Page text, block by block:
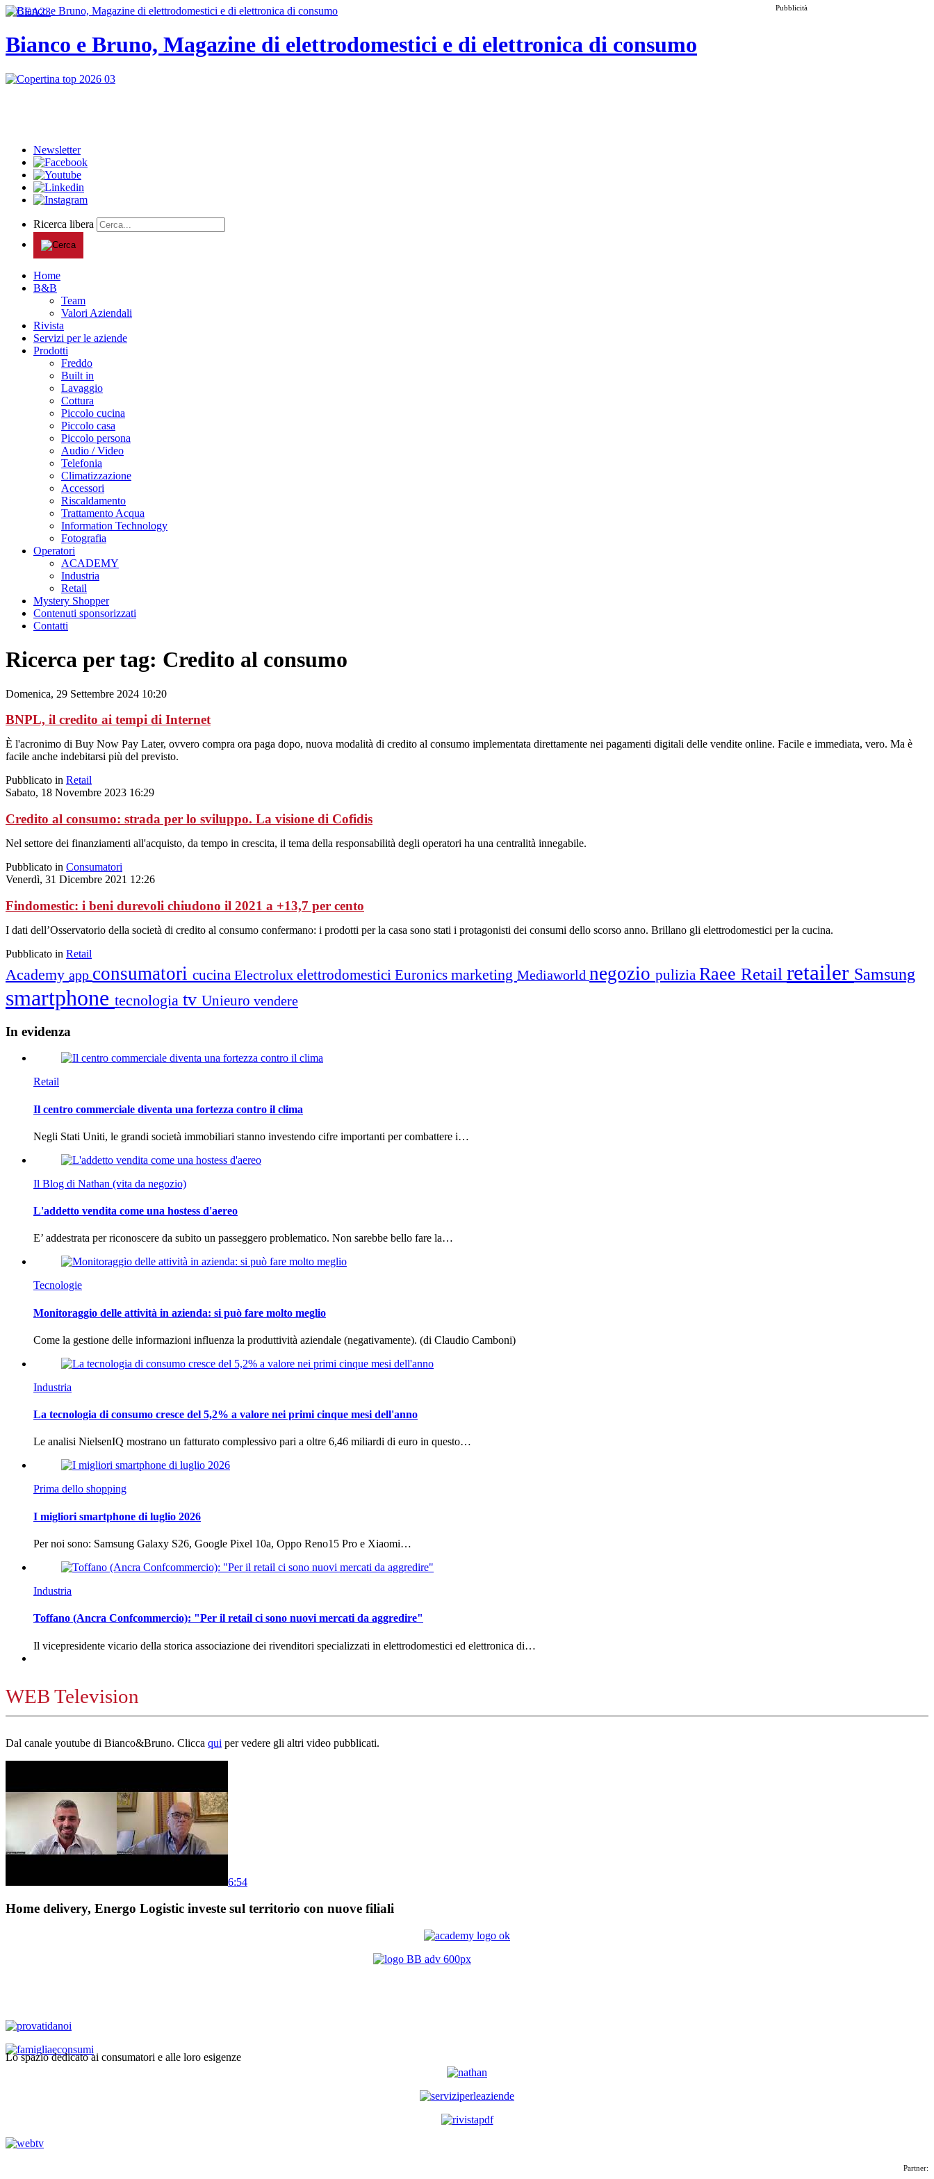
Pubblicità
Bianco e Bruno, Magazine di elettrodomestici e di elettronica di consumo
Newsletter
Ricerca libera
Home
B&B
Team
Valori Aziendali
Rivista
Servizi per le aziende
Prodotti
Freddo
Built in
Lavaggio
Cottura
Piccolo cucina
Piccolo casa
Piccolo persona
Audio / Video
Telefonia
Climatizzazione
Accessori
Riscaldamento
Trattamento Acqua
Information Technology
Fotografia
Operatori
ACADEMY
Industria
Retail
Mystery Shopper
Contenuti sponsorizzati
Contatti
Ricerca per tag: Credito al consumo
Domenica, 29 Settembre 2024 10:20
BNPL, il credito ai tempi di Internet
È l'acronimo di Buy Now Pay Later, ovvero compra ora paga dopo, nuova modalità di credito al consumo implementata direttamente nei pagamenti digitali delle vendite online. Facile e immediata, vero. Ma è
facile anche indebitarsi più del previsto.
Pubblicato in Retail
Sabato, 18 Novembre 2023 16:29
Credito al consumo: strada per lo sviluppo. La visione di Cofidis
Nel settore dei finanziamenti all'acquisto, da tempo in crescita, il tema della responsabilità degli operatori ha una centralità innegabile.
Pubblicato in Consumatori
Venerdì, 31 Dicembre 2021 12:26
Findomestic: i beni durevoli chiudono il 2021 a +13,7 per cento
I dati dell’Osservatorio della società di credito al consumo confermano: i prodotti per la casa sono stati i protagonisti dei consumi dello scorso anno. Brillano gli elettrodomestici per la cucina.
Pubblicato in Retail
Academy app consumatori cucina Electrolux elettrodomestici Euronics marketing Mediaworld negozio pulizia Raee Retail retailer Samsung
smartphone tecnologia tv Unieuro vendere
In evidenza
Retail
Il centro commerciale diventa una fortezza contro il clima
Negli Stati Uniti, le grandi società immobiliari stanno investendo cifre importanti per combattere i…
Il Blog di Nathan (vita da negozio)
L'addetto vendita come una hostess d'aereo
E’ addestrata per riconoscere da subito un passeggero problematico. Non sarebbe bello fare la…
Tecnologie
Monitoraggio delle attività in azienda: si può fare molto meglio
Come la gestione delle informazioni influenza la produttività aziendale (negativamente). (di Claudio Camboni)
Industria
La tecnologia di consumo cresce del 5,2% a valore nei primi cinque mesi dell'anno
Le analisi NielsenIQ mostrano un fatturato complessivo pari a oltre 6,46 miliardi di euro in questo…
Prima dello shopping
I migliori smartphone di luglio 2026
Per noi sono: Samsung Galaxy S26, Google Pixel 10a, Oppo Reno15 Pro e Xiaomi…
Industria
Toffano (Ancra Confcommercio): "Per il retail ci sono nuovi mercati da aggredire"
Il vicepresidente vicario della storica associazione dei rivenditori specializzati in elettrodomestici ed elettronica di…
WEB Television
Dal canale youtube di Bianco&Bruno. Clicca qui per vedere gli altri video pubblicati.
6:54
Home delivery, Energo Logistic investe sul territorio con nuove filiali
Lo spazio dedicato ai consumatori e alle loro esigenze
Partner: